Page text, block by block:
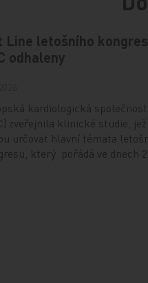
Line letošního
odhaleny
kardiologická společnost
zveřejnila klinické studie, jež
určovat hlavní témata
který pořádá ve dnech